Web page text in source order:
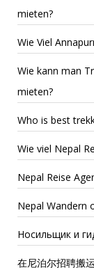
mieten?
Wie Viel
Wie kann man
mieten?
Who is best
Wie viel Nepal
Nepal Reise
Nepal Wandern
Носильщик и
在尼泊尔招聘搬